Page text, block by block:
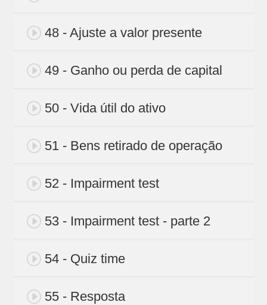
48 - Ajuste a valor presente
49 - Ganho ou perda de capital
50 - Vida útil do ativo
51 - Bens retirado de operação
52 - Impairment test
53 - Impairment test - parte 2
54 - Quiz time
55 - Resposta